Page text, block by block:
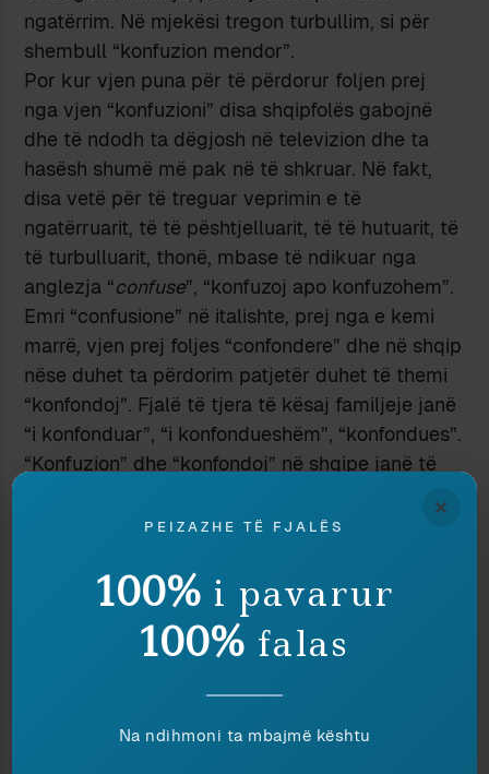
ngatërrim. Në mjekësi tregon turbullim, si për
shembull “konfuzion mendor”.
Por kur vjen puna për të përdorur foljen prej
nga vjen “konfuzioni” disa shqipfolës gabojnë
dhe të ndodh ta dëgjosh në televizion dhe ta
hasësh shumë më pak në të shkruar. Në fakt,
disa vetë për të treguar veprimin e të
ngatërruarit, të të pështjelluarit, të të hutuarit, të
të turbulluarit, thonë, mbase të ndikuar nga
anglezja “confuse”, “konfuzoj apo konfuzohem”.
Emri “confusione” në italishte, prej nga e kemi
marrë, vjen prej foljes “confondere” dhe në shqip
nëse duhet ta përdorim patjetër duhet të themi
“konfondoj”. Fjalë të tjera të kësaj familjeje janë
“i konfonduar”, “i konfondueshëm”, “konfondues”.
“Konfuzion” dhe “konfondoj” në shqipe janë të
“konkludoj”, që kanë hyrë po nga italishtja.
© 2022 Adrian Beshaj. Të gjitha të drejtat të
rezervuara.
×
PEIZAZHE TË FJALËS
100% i pavarur
100% falas
Na ndihmoni ta mbajmë kështu